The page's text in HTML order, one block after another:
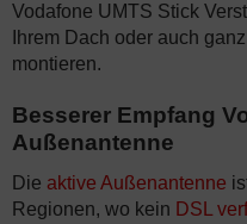
Vodafone UMTS Stick
Ihrem Dach oder auch
montieren.
Besserer Empfang
Außenantenne
Die aktive Außenantenne
Regionen, wo kein DSL